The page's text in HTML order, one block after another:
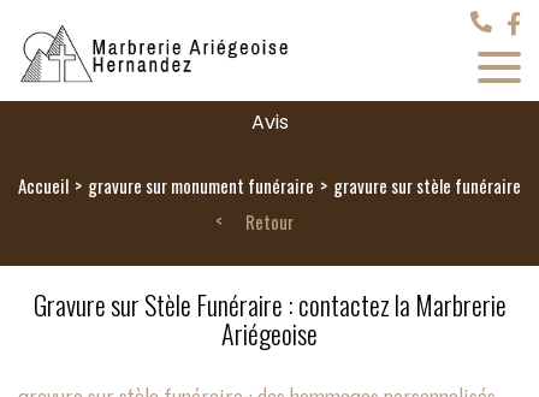
Avis
Accueil gravure sur monument funéraire gravure sur stèle funéraire
Retour
Gravure sur Stèle Funéraire : contactez la Marbrerie
Ariégeoise